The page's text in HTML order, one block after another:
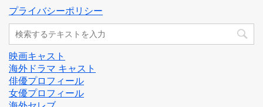
プライバシーポリシー
映画キャスト
海外ドラマ キャスト
俳優プロフィール
女優プロフィール